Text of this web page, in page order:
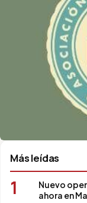
Más leídas
1
Nuevo
ahora en